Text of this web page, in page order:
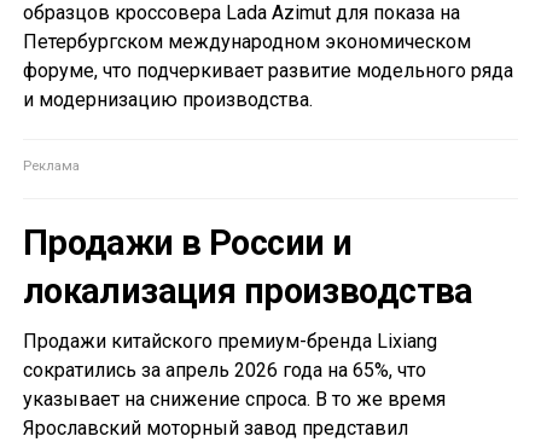
образцов кроссовера Lada Azimut для показа на
Петербургском международном экономическом
форуме, что подчеркивает развитие модельного ряда
и модернизацию производства.
Продажи в России и
локализация производства
Продажи китайского премиум-бренда Lixiang
сократились за апрель 2026 года на 65%, что
указывает на снижение спроса. В то же время
Ярославский моторный завод представил